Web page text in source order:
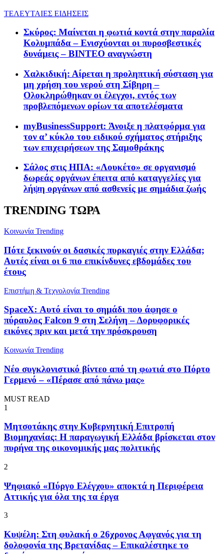
ΤΕΛΕΥΤΑΙΕΣ ΕΙΔΗΣΕΙΣ
Σκύρος: Μαίνεται η φωτιά κοντά στην παραλία
Κολυμπάδα – Ενισχύονται οι πυροσβεστικές
δυνάμεις – ΒΙΝΤΕΟ αναγνώστη
Χαλκιδική: Αίρεται η προληπτική σύσταση για
μη χρήση του νερού στη Σίβηρη –
Ολοκληρώθηκαν οι έλεγχοι, εντός των
προβλεπόμενων ορίων τα αποτελέσματα
myBusinessSupport: Άνοιξε η πλατφόρμα για
τον α’ κύκλο του ειδικού σχήματος στήριξης
των επιχειρήσεων της Σαμοθράκης
Σάλος στις ΗΠΑ: «Λουκέτο» σε οργανισμό
δωρεάς οργάνων έπειτα από καταγγελίες για
λήψη οργάνων από ασθενείς με σημάδια ζωής
TRENDING ΤΩΡΑ
Κοινωνία Trending
Πότε ξεκινούν οι δασικές πυρκαγιές στην Ελλάδα;
Αυτές είναι οι 6 πιο επικίνδυνες εβδομάδες του
έτους
Επιστήμη & Τεχνολογία Trending
SpaceX: Αυτό είναι το σημάδι που άφησε ο
πύραυλος Falcon 9 στη Σελήνη – Δορυφορικές
εικόνες πριν και μετά την πρόσκρουση
Κοινωνία Trending
Νέο συγκλονιστικό βίντεο από τη φωτιά στο Πόρτο
Γερμενό – «Πέρασε από πάνω μας»
MUST READ
1
Μητσοτάκης στην Κυβερνητική Επιτροπή
Βιομηχανίας: Η παραγωγική Ελλάδα βρίσκεται στον
πυρήνα της οικονομικής μας πολιτικής
2
Ψηφιακό «Πύργο Ελέγχου» αποκτά η Περιφέρεια
Αττικής για όλα της τα έργα
3
Κυψέλη: Στη φυλακή ο 26χρονος Αφγανός για τη
δολοφονία της Βρετανίδας – Επικαλέστηκε το